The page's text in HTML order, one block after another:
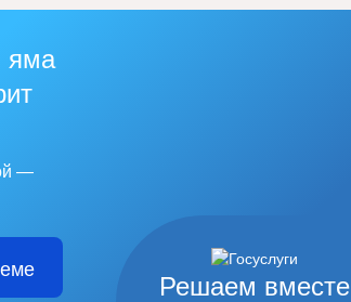
Решаем вместе
яма
—